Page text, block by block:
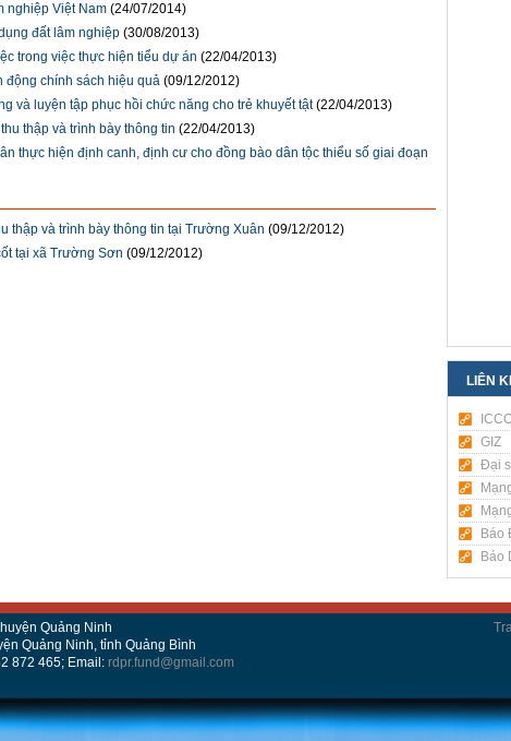
nghiệp Việt Nam (24/07/2014)
đất lâm nghiệp (30/08/2013)
trong việc thực hiện tiểu dự án (22/04/2013)
động chính sách hiệu quả (09/12/2012)
và luyện tập phục hồi chức năng cho trẻ khuyết tật (22/04/2013)
thập và trình bày thông tin (22/04/2013)
thực hiện định canh, định cư cho đồng bào dân tộc thiểu số giai đoạn
thập và trình bày thông tin tại Trường Xuân (09/12/2012)
tại xã Trường Sơn (09/12/2012)
LIÊN
GIZ
Đại
Báo
Báo
Quảng Ninh
Quảng Ninh, tỉnh Quảng Bình
872 465; Email: rdpr.fund@gmail.com